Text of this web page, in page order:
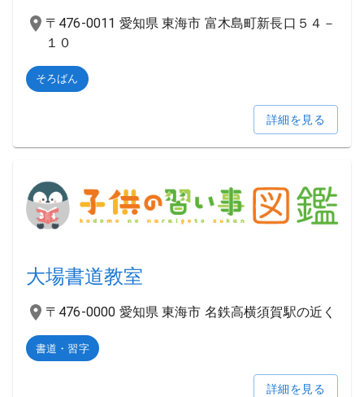
〒476-0011 愛知県 東海市 富木島町新長口５４－
１０
そろばん
詳細を見る
大場書道教室
〒476-0000 愛知県 東海市 名鉄高横須賀駅の近く
書道・習字
詳細を見る